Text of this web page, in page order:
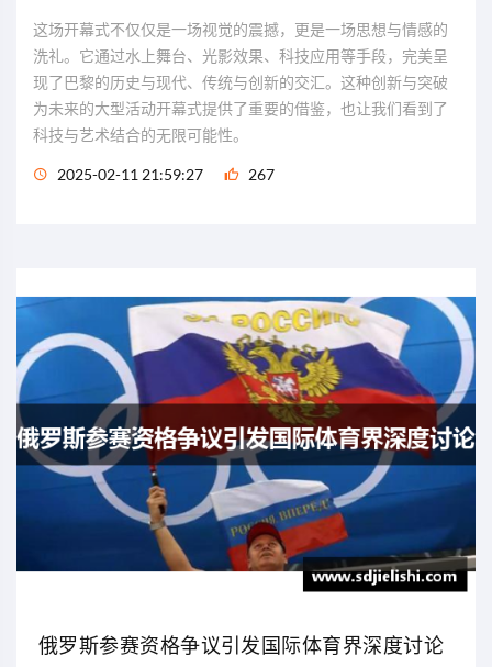
这场开幕式不仅仅是一场视觉的震撼，更是一场思想与情感的
洗礼。它通过水上舞台、光影效果、科技应用等手段，完美呈
现了巴黎的历史与现代、传统与创新的交汇。这种创新与突破
为未来的大型活动开幕式提供了重要的借鉴，也让我们看到了
科技与艺术结合的无限可能性。
2025-02-11 21:59:27 267
俄罗斯参赛资格争议引发国际体育界深度讨论